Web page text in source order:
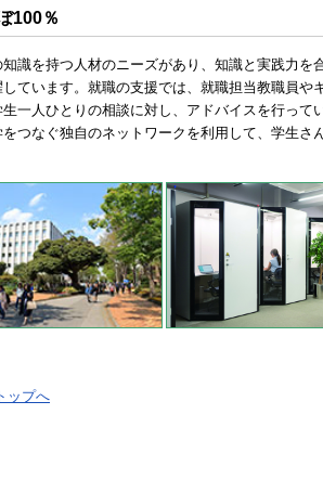
100％
識を持つ人材のニーズがあり、知識と実践力を
ています。就職の支援では、就職担当教職員や
一人ひとりの相談に対し、アドバイスを行って
つなぐ独自のネットワークを利用して、学生さ
ップへ